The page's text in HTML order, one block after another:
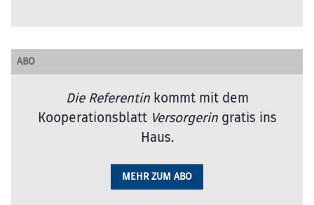
ABO
Die Referentinkommt mit dem
Kooperationsblatt Versorgeringratis ins
Haus.
MEHR ZUM ABO